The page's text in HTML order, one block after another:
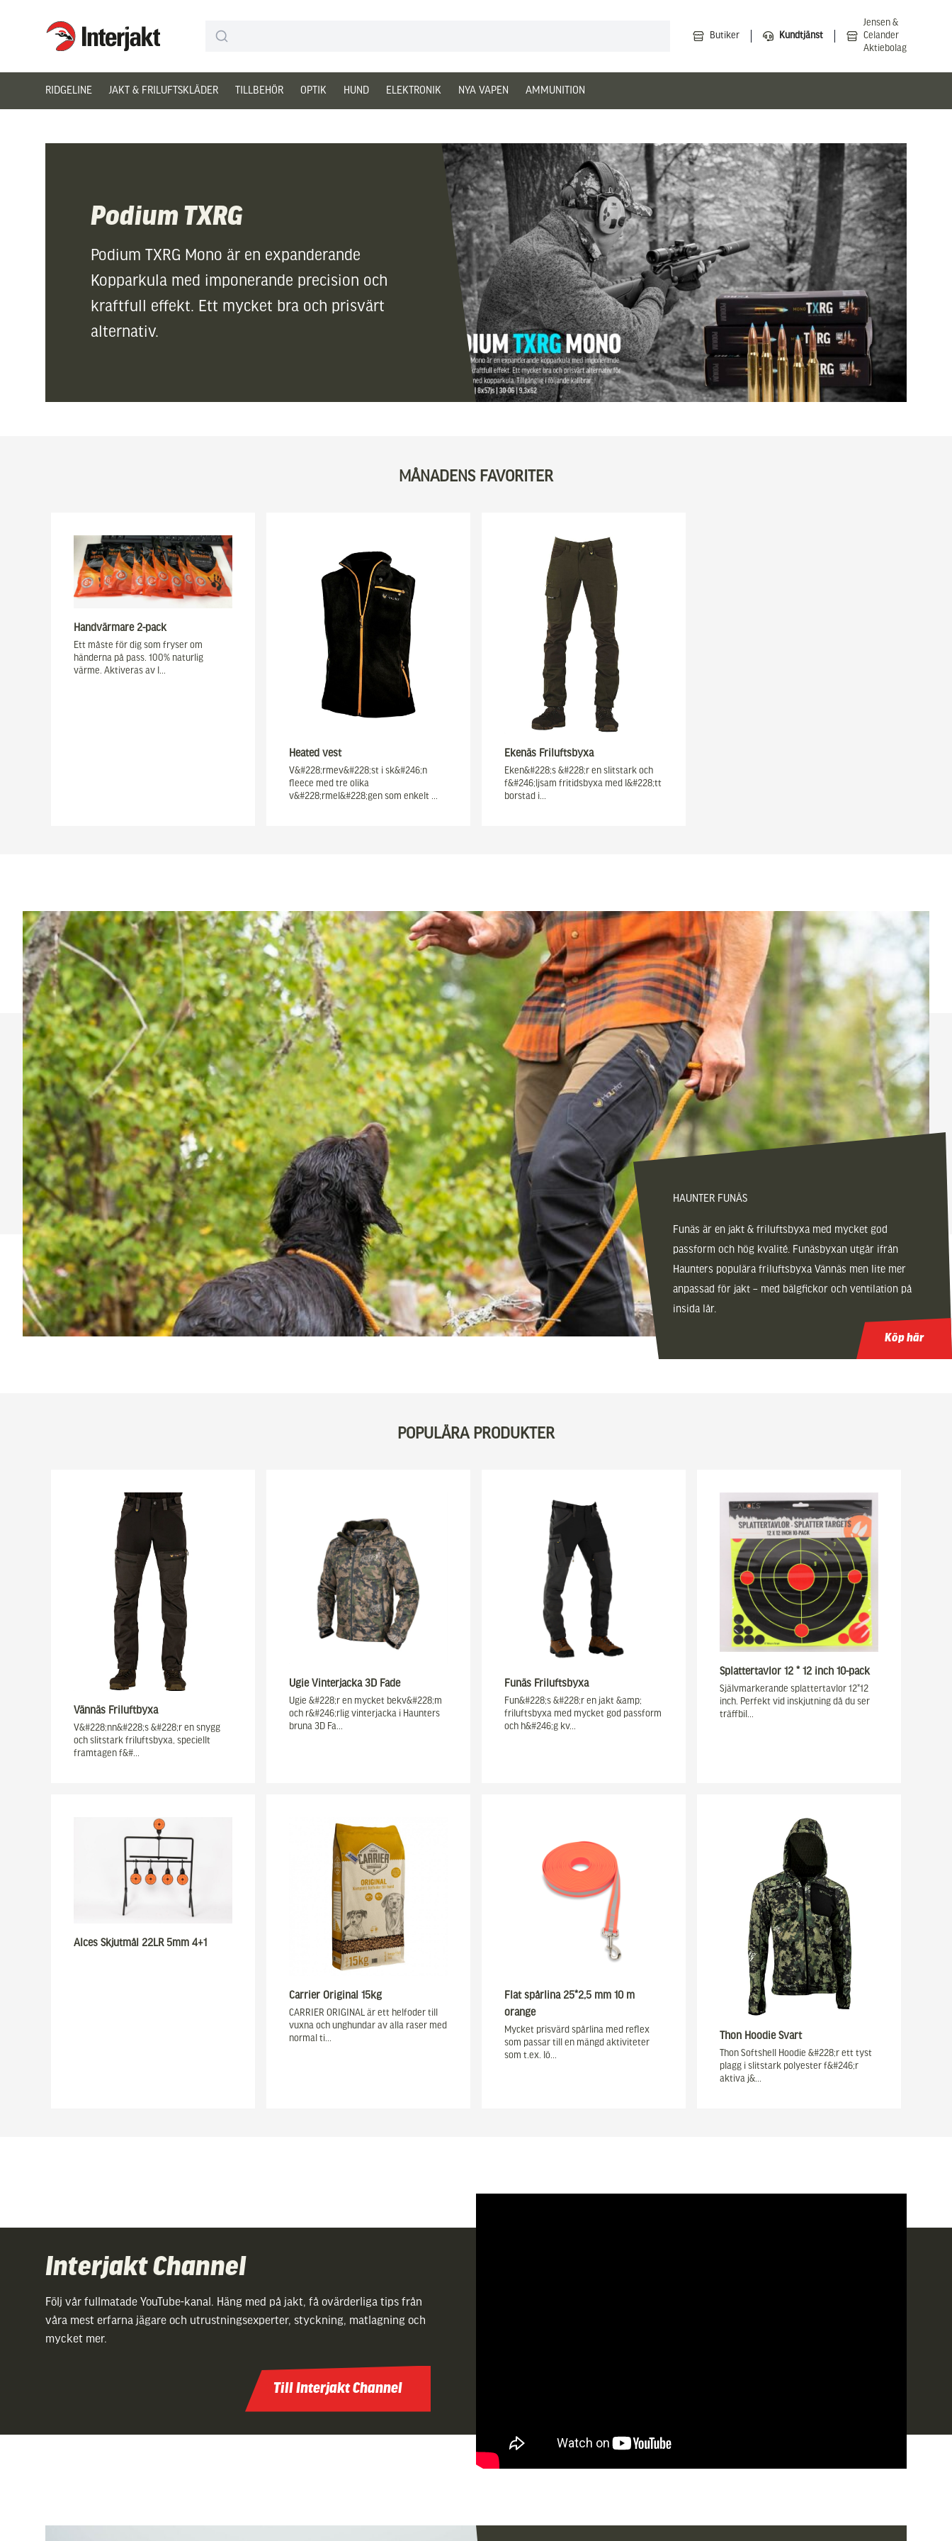
Interjakt SE
Butiker Kundtjänst
Jensen &
Celander
Aktiebolag
RIDGELINE JAKT & FRILUFTSKLÄDER TILLBEHÖR OPTIK HUND ELEKTRONIK NYA VAPEN AMMUNITION
Podium TXRG
Podium TXRG Mono är en expanderande
Kopparkula med imponerande precision och
kraftfull effekt. Ett mycket bra och prisvärt
alternativ.
MÅNADENS FAVORITER
Handvärmare 2-pack
Ett måste för dig som fryser om
händerna på pass. 100% naturlig
värme. Aktiveras av l…
Heated vest
V&#228;rmev&#228;st i sk&#246;n
fleece med tre olika
v&#228;rmel&#228;gen som enkelt …
Ekenäs Friluftsbyxa
Eken&#228;s &#228;r en slitstark och
f&#246;ljsam fritidsbyxa med l&#228;tt
borstad i…
HAUNTER FUNÄS
Funäs är en jakt & friluftsbyxa med mycket god
passform och hög kvalité. Funäsbyxan utgår ifrån
Haunters populära friluftsbyxa Vännäs men lite mer
anpassad för jakt – med bälgfickor och ventilation på
insida lår.
Köp här
POPULÄRA PRODUKTER
Vännäs Friluftbyxa
V&#228;nn&#228;s &#228;r en snygg
och slitstark friluftsbyxa, speciellt
framtagen f&#…
Ugie Vinterjacka 3D Fade
Ugie &#228;r en mycket bekv&#228;m
och r&#246;rlig vinterjacka i Haunters
bruna 3D Fa…
Funäs Friluftsbyxa
Fun&#228;s &#228;r en jakt &amp;
friluftsbyxa med mycket god passform
och h&#246;g kv…
Splattertavlor 12 * 12 inch 10-pack
Självmarkerande splattertavlor 12*12
inch. Perfekt vid inskjutning då du ser
träffbil…
Alces Skjutmål 22LR 5mm 4+1
Carrier Original 15kg
CARRIER ORIGINAL är ett helfoder till
vuxna och unghundar av alla raser med
normal ti…
Flat spårlina 25*2,5 mm 10 m
orange
Mycket prisvärd spårlina med reflex
som passar till en mängd aktiviteter
som t.ex. lö…
Thon Hoodie Svart
Thon Softshell Hoodie &#228;r ett tyst
plagg i slitstark polyester f&#246;r
aktiva j&…
Interjakt Channel
Följ vår fullmatade YouTube-kanal. Häng med på jakt, få ovärderliga tips från
våra mest erfarna jägare och utrustningsexperter, styckning, matlagning och
mycket mer.
Till Interjakt Channel